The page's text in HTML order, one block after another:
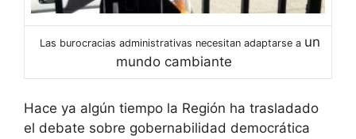
Las burocracias administrativas necesitan adaptarse a un
mundo cambiante
Hace ya algún tiempo la Región ha trasladado
el debate sobre gobernabilidad democrática